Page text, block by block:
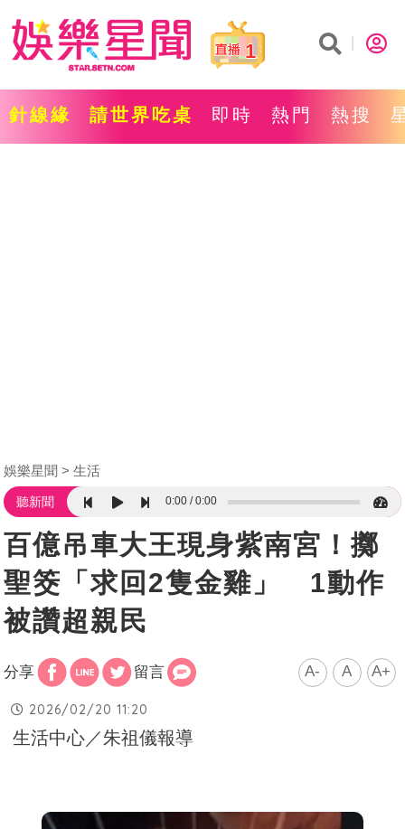
1
針線緣 請世界吃桌 即時 熱門 熱搜
娛樂星聞 生活
聽新聞 0:00 0:00
百億吊車大王現身紫南宮！擲
聖筊「求回2隻金雞」 1動作
被讚超親民
分享 留言 A- A A+
2026/02/20 11:20
生活中心／朱祖儀報導